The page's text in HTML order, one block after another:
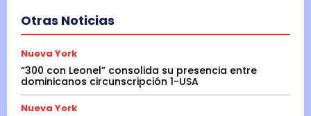
Otras Noticias
Nueva York
“300 con Leonel” consolida su presencia entre
dominicanos circunscripción 1-USA
Nueva York